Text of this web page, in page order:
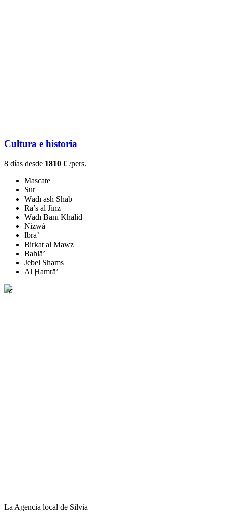
Cultura e historia
8 días desde 1810 € /pers.
Mascate
Sur
Wādī ash Shāb
Ra’s al Jinz
Wādī Banī Khālid
Nizwá
Ibrā’
Birkat al Mawz
Bahlā’
Jebel Shams
Al Ḩamrā’
La Agencia local de Silvia